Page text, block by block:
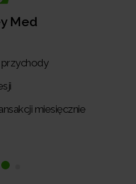
Med
miesięcznie